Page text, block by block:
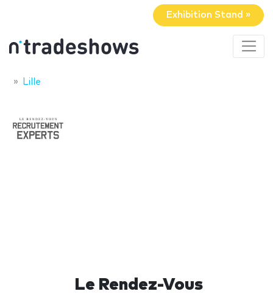
Exhibition Stand »
Lille
Le Rendez-Vous